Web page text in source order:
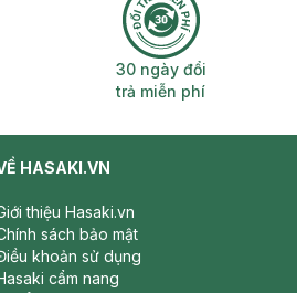
miễn phí 2H 30 ngày đổi trả
30 ngày đổi
trả miễn phí
HASAKI.VN
thiệu Hasaki.vn
sách bảo mật
khoản sử dụng
cẩm nang